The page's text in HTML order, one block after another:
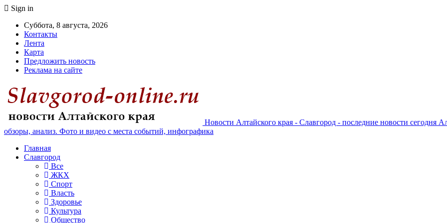
Sign in
Суббота, 8 августа, 2026
Контакты
Лента
Карта
Предложить новость
Реклама на сайте
Новости Алтайского края - Славгород - последние новости сегодня
обзоры, анализ. Фото и видео с места событий, инфографика
Главная
Славгород
Все
ЖКХ
Спорт
Власть
Здоровье
Культура
Общество